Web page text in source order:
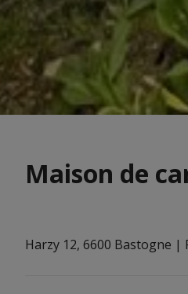
Maison de
Harzy 12, 6600 Bastogne |